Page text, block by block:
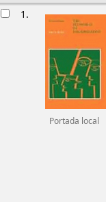
1.
Portada local